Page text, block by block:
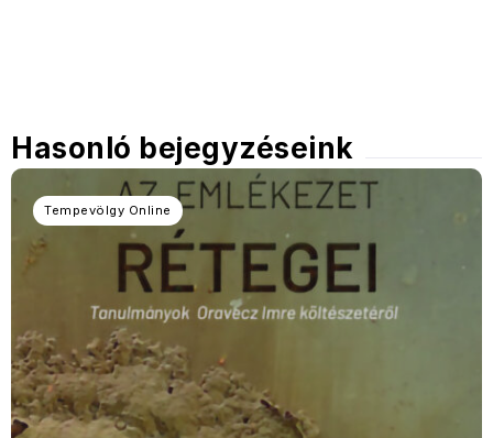
Hasonló bejegyzéseink
Tempevölgy Online